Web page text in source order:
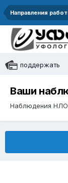
Направления
поддержать
Ваши
Наблюдения НЛО